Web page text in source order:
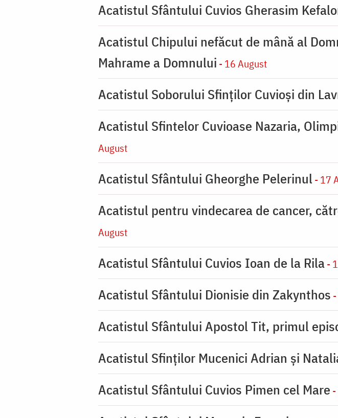
Acatistul Sfântului Cuvios Gherasim
Acatistul Chipului nefăcut de mână al
Mahrame a Domnului - 16 August
Acatistul Soborului Sfinților Cuvioși din
Acatistul Sfintelor Cuvioase Nazaria,
August
Acatistul Sfântului Gheorghe Pelerinul - 17
Acatistul pentru vindecarea de cancer,
August
Acatistul Sfântului Cuvios Ioan de la Rila-
Acatistul Sfântului Dionisie din Zakynthos
Acatistul Sfântului Apostol Tit, primul
Acatistul Sfinților Mucenici Adrian și
Acatistul Sfântului Cuvios Pimen cel Mare